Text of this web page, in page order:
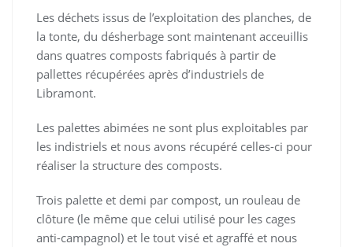
Les déchets issus de l’exploitation des planches, de
la tonte, du désherbage sont maintenant acceuillis
dans quatres composts fabriqués à partir de
pallettes récupérées après d’industriels de
Libramont.
Les palettes abimées ne sont plus exploitables par
les indistriels et nous avons récupéré celles-ci pour
réaliser la structure des composts.
Trois palette et demi par compost, un rouleau de
clôture (le même que celui utilisé pour les cages
anti-campagnol) et le tout visé et agraffé et nous